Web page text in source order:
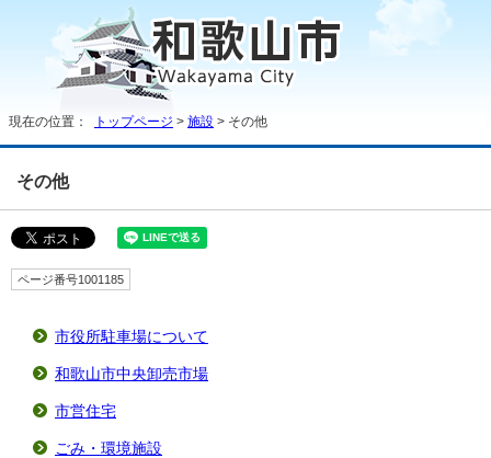
現在の位置： トップページ > 施設 > その他
その他
ページ番号1001185
市役所駐車場について
和歌山市中央卸売市場
市営住宅
ごみ・環境施設